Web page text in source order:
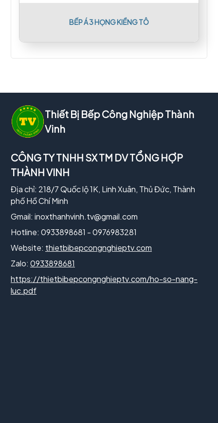
BẾP Á 3 HỌNG KIỀNG TÔ
Thiết Bị Bếp Công Nghiệp Thành
Vinh
CÔNG TY TNHH SX TM DV TỔNG HỢP
THÀNH VINH
Địa chỉ: 218/7 Quốc lộ 1K, Linh Xuân, Thủ Đức, Thành
phố Hồ Chí Minh
Gmail: inoxthanhvinh.tv@gmail.com
Hotline: 0933898681 - 0976983281
Website: thietbibepcongnghieptv.com
Zalo: 0933898681
https://thietbibepcongnghieptv.com/ho-so-nang-
luc.pdf